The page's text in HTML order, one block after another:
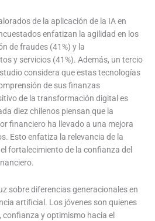
de la aplicación de la IA en
enfatizan la agilidad en los
de fraudes (41%) y la
y servicios (41%). Además, un tercio
considera que estas tecnologías
de sus finanzas
de la transformación digital es
diez chilenos piensan que la
financiero ha llevado a una mejora
Esto enfatiza la relevancia de la
fortalecimiento de la confianza del
sobre diferencias generacionales en
artificial. Los jóvenes son quienes
confianza y optimismo hacia el